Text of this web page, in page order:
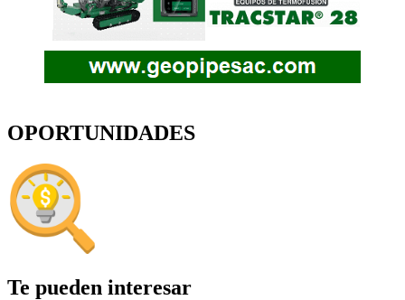
OPORTUNIDADES
Te pueden interesar